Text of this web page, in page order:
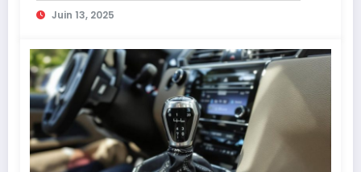
Juin 13, 2025